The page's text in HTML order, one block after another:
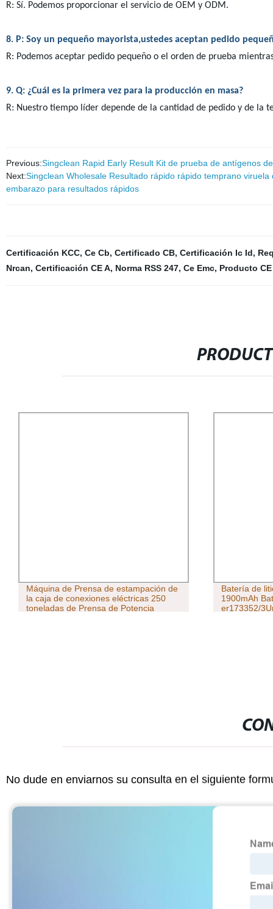
R: Sí. Podemos proporcionar el servicio de OEM y ODM.
8. P: Soy un pequeño mayorista,ustedes aceptan pedido
R: Podemos aceptar pedido pequeño o el orden de prueba
9. Q: ¿Cuál es la primera vez para la producción en masa?
R: Nuestro tiempo líder depende de la cantidad de pedido y de la
Previous:Singclean Rapid Early Result Kit de prueba de antígenos
Next:Singclean Wholesale Resultado rápido rápido temprano
embarazo para resultados rápidos
Certificación KCC, Ce Cb, Certificado CB, Certificación Ic Id,
Nrcan, Certificación CE A, Norma RSS 247, Ce Emc, Producto
Máquina de Prensa de estampación de
la caja de conexiones eléctricas 250
toneladas de Prensa de Potencia
Batería de
1900mAh
er173352/
No dude en enviarnos su consulta en el siguiente